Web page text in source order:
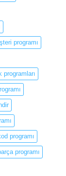
programı
programları
programı
programı